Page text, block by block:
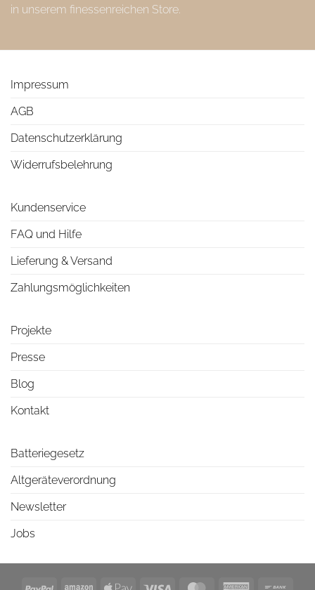
in unserem finessenreichen Store.
Impressum
AGB
Datenschutzerklärung
Widerrufsbelehrung
Kundenservice
FAQ und Hilfe
Lieferung & Versand
Zahlungsmöglichkeiten
Projekte
Presse
Blog
Kontakt
Batteriegesetz
Altgeräteverordnung
Newsletter
Jobs
PayPal Amazon Apple Visa MasterCardAmerican